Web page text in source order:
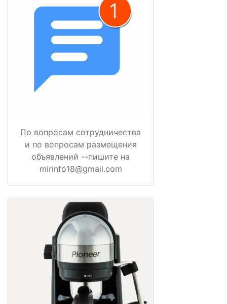
По вопросам сотрудничества
и по вопросам размещения
объявлений --пишите на
mirinfo18@gmail.com